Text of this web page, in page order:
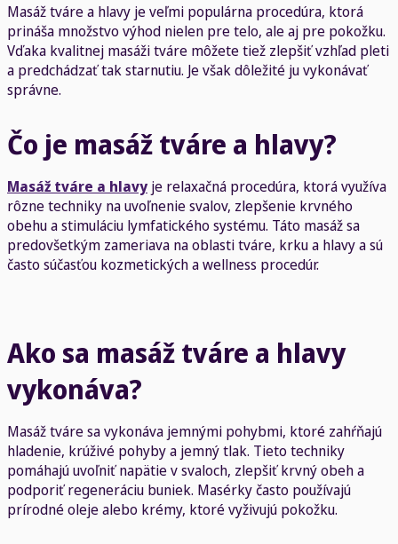
Masáž tváre a hlavy je veľmi populárna procedúra, ktorá
prináša množstvo výhod nielen pre telo, ale aj pre pokožku.
Vďaka kvalitnej masáži tváre môžete tiež zlepšiť vzhľad pleti
a predchádzať tak starnutiu. Je však dôležité ju vykonávať
správne.
Čo je masáž tváre a hlavy?
Masáž tváre a hlavy je relaxačná procedúra, ktorá využíva
rôzne techniky na uvoľnenie svalov, zlepšenie krvného
obehu a stimuláciu lymfatického systému. Táto masáž sa
predovšetkým zameriava na oblasti tváre, krku a hlavy a sú
často súčasťou kozmetických a wellness procedúr.
Ako sa masáž tváre a hlavy
vykonáva?
Masáž tváre sa vykonáva jemnými pohybmi, ktoré zahŕňajú
hladenie, krúživé pohyby a jemný tlak. Tieto techniky
pomáhajú uvoľniť napätie v svaloch, zlepšiť krvný obeh a
podporiť regeneráciu buniek. Masérky často používajú
prírodné oleje alebo krémy, ktoré vyživujú pokožku.